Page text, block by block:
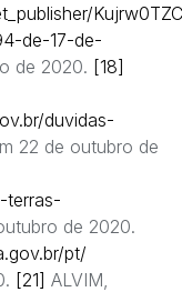
de-17-de-
de 2020. [18]
duvidas-
22 de outubro de
terras-
de 2020.
pt/
[21] ALVIM,